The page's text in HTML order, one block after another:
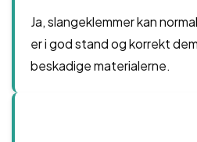
Ja, slangeklemmer kan
er i god stand og korrekt
beskadige materialerne.